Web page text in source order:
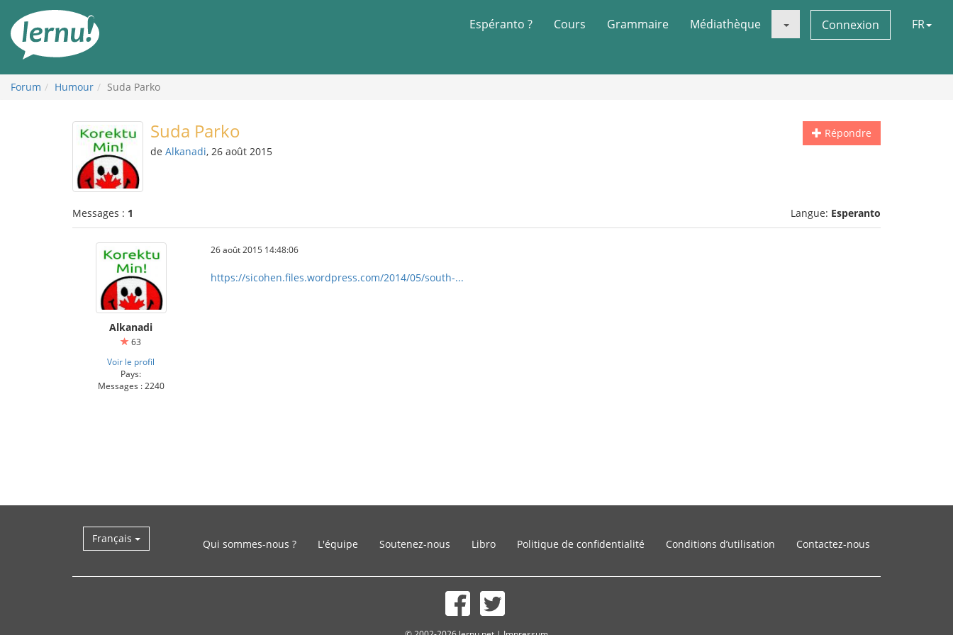
contenu
Espéranto ? Cours Grammaire Médiathèque Connexion FR
Forum Humour Suda Parko
Répondre
Suda Parko
de Alkanadi, 26 août 2015
Messages : 1 Langue: Esperanto
Alkanadi
63
Voir le profil
Pays:
Messages : 2240
26 août 2015 14:48:06
https://sicohen.files.wordpress.com/2014/05/south-...
Français Qui sommes-nous ? L'équipe Soutenez-nous Libro Politique de confidentialité Conditions d’utilisation Contactez-nous